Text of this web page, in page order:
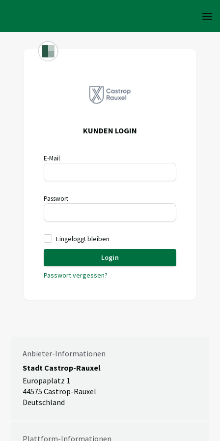
KUNDEN LOGIN
E-Mail
Passwort
Eingeloggt bleiben
Login
Passwort vergessen?
Anbieter-Informationen
Stadt Castrop-Rauxel
Europaplatz 1
44575 Castrop-Rauxel
Deutschland
Plattform-Informationen